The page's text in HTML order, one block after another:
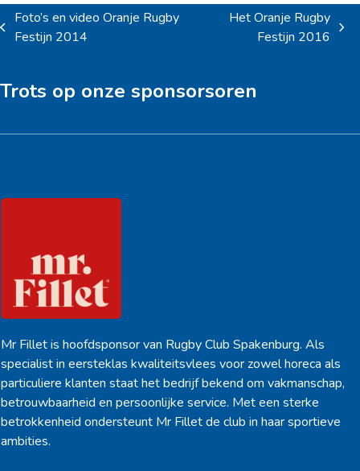
previous
Foto’s en video Oranje Rugby
Festijn 2014
Het Oranje Rugby
Festijn 2016
Trots op onze sponsorsoren
Mr Fillet is hoofdsponsor van Rugby Club Spakenburg. Als
specialist in eersteklas kwaliteitsvlees voor zowel horeca als
particuliere klanten staat het bedrijf bekend om vakmanschap,
betrouwbaarheid en persoonlijke service. Met een sterke
betrokkenheid ondersteunt Mr Fillet de club in haar sportieve
ambities.